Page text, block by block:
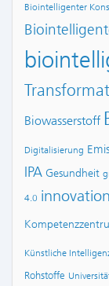
Biointelligenter
Biowasserstoff
Digitalisierung
IPA Gesundheit
4.0 innovation
Künstliche
Rohstoffe